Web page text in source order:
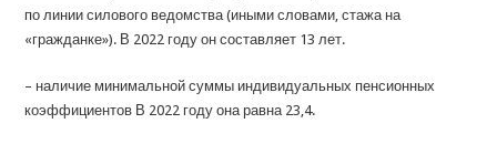
по линии силового ведомства (иными словами, стажа на
«гражданке»). В 2022 году он составляет 13 лет.
– наличие минимальной суммы индивидуальных пенсионных
коэффициентов В 2022 году она равна 23,4.